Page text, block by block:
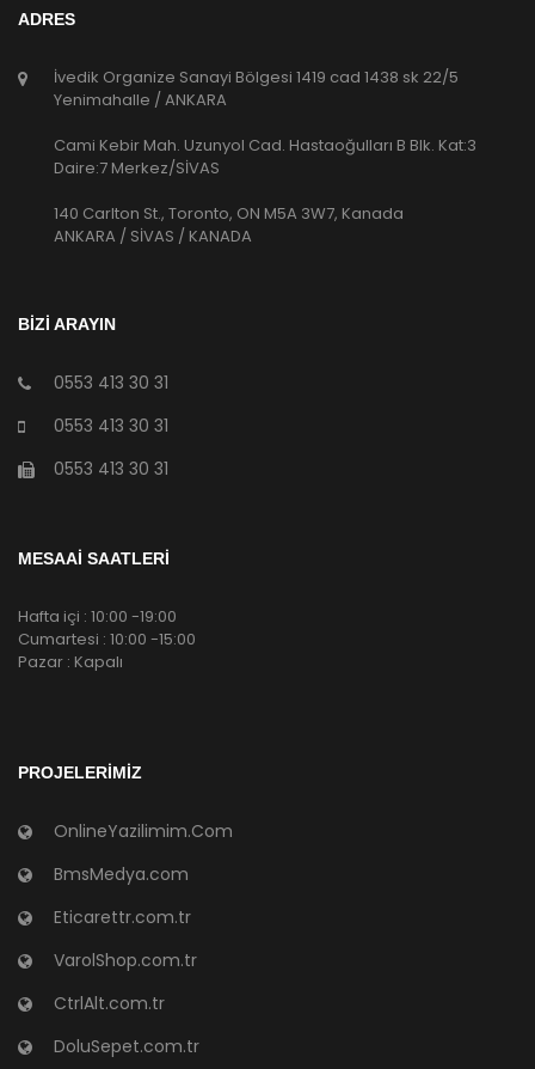
ADRES
İvedik Organize Sanayi Bölgesi 1419 cad 1438 sk 22/5
Yenimahalle / ANKARA
Cami Kebir Mah. Uzunyol Cad. Hastaoğulları B Blk. Kat:3
Daire:7 Merkez/SİVAS
140 Carlton St., Toronto, ON M5A 3W7, Kanada
ANKARA / SİVAS / KANADA
BİZİ ARAYIN
0553 413 30 31
0553 413 30 31
0553 413 30 31
MESAAİ SAATLERİ
Hafta içi : 10:00 -19:00
Cumartesi : 10:00 -15:00
Pazar : Kapalı
PROJELERIMIZ
OnlineYazilimim.Com
BmsMedya.com
Eticarettr.com.tr
VarolShop.com.tr
CtrlAlt.com.tr
DoluSepet.com.tr